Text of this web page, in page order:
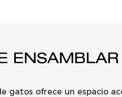
ENSAMBLAR
gatos ofrece un espacio